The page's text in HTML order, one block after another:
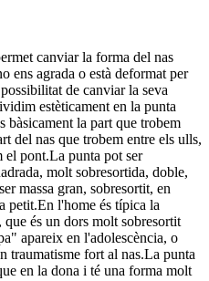
canviar la forma del nas
ens agrada o està deformat per
de canviar la seva
estèticament en la punta
bàsicament la part que trobem
del nas que trobem entre els ulls,
el pont.La punta pot ser
molt sobresortida, doble,
massa gran, sobresortit, en
petit.En l'home és típica la
és un dors molt sobresortit
apareix en l'adolescència, o
traumatisme fort al nas.La punta
en la dona i té una forma molt